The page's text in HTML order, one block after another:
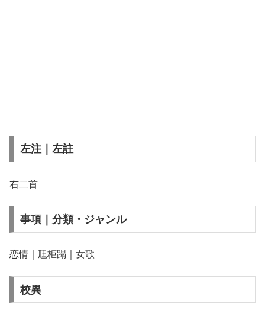
左注｜左註
右二首
事項｜分類・ジャンル
恋情｜尫柜蹋｜女歌
校異